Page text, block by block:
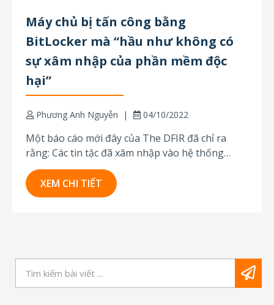
Máy chủ bị tấn công bằng
BitLocker mà “hầu như không có
sự xâm nhập của phần mềm độc
hại”
Phương Anh Nguyễn 04/10/2022
Một báo cáo mới đây của The DFIR đã chỉ ra
rằng: Các tin tặc đã xâm nhập vào hệ thống
đang chạy máy chủ on-premises Microsoft
Exchange sau đó tiến hành mã hóa hệ thống
bằng cách sử dụng BitLocker của chính
XEM CHI TIẾT